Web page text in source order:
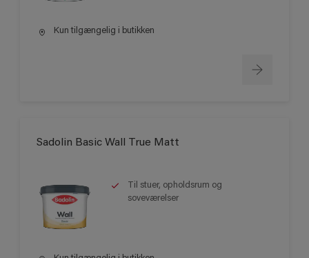
Kun tilgængelig i butikken
Sadolin Basic Wall True Matt
Til stuer, opholdsrum og
soveværelser